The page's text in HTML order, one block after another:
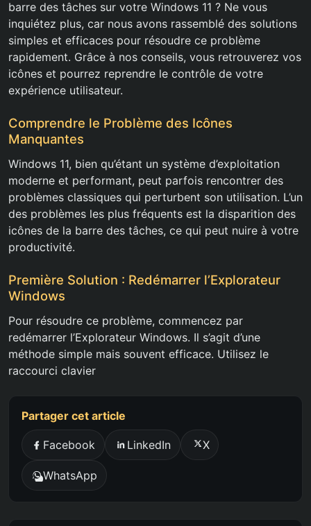
barre des tâches sur votre Windows 11 ? Ne vous
inquiétez plus, car nous avons rassemblé des solutions
simples et efficaces pour résoudre ce problème
rapidement. Grâce à nos conseils, vous retrouverez vos
icônes et pourrez reprendre le contrôle de votre
expérience utilisateur.
Comprendre le Problème des Icônes
Manquantes
Windows 11, bien qu’étant un système d’exploitation
moderne et performant, peut parfois rencontrer des
problèmes classiques qui perturbent son utilisation. L’un
des problèmes les plus fréquents est la disparition des
icônes de la barre des tâches, ce qui peut nuire à votre
productivité.
Première Solution : Redémarrer l’Explorateur
Windows
Pour résoudre ce problème, commencez par
redémarrer l’Explorateur Windows. Il s’agit d’une
méthode simple mais souvent efficace. Utilisez le
raccourci clavier
Partager cet article
Facebook LinkedIn X
WhatsApp